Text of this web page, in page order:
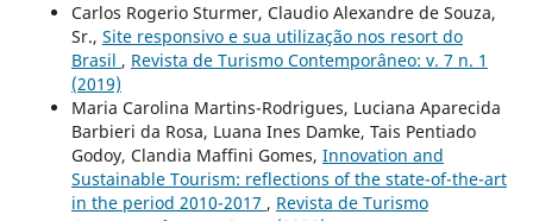
Carlos Rogerio Sturmer, Claudio Alexandre de Souza,
Sr., Site responsivo e sua utilização nos resort do
Brasil , Revista de Turismo Contemporâneo: v. 7 n. 1
(2019)
Maria Carolina Martins-Rodrigues, Luciana Aparecida
Barbieri da Rosa, Luana Ines Damke, Tais Pentiado
Godoy, Clandia Maffini Gomes, Innovation and
Sustainable Tourism: reflections of the state-of-the-art
in the period 2010-2017 , Revista de Turismo